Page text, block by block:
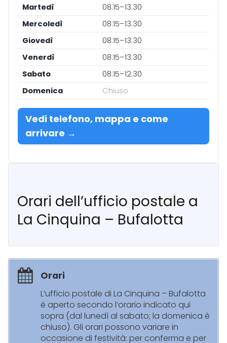
Martedì
08:15–13:30
Mercoledì
08:15–13:30
Giovedì
08:15–13:30
Venerdì
08:15–13:30
Sabato
08:15–12:30
Domenica
Chiuso
Vedi telefono, mappa e come
arrivare →
Orari dell’ufficio postale a
La Cinquina – Bufalotta
Orari
L’ufficio postale di La Cinquina – Bufalotta
è aperto secondo l’orario indicato qui
sopra (dal lunedì al sabato; la domenica è
chiuso). Gli orari possono variare in
occasione di festività: per conferma e per